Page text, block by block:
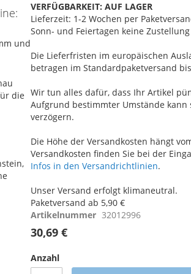
VERFÜGBARKEIT: AUF LAGER
Lieferzeit: 1-2 Wochen per
Sonn- und Feiertagen keine
Die Lieferfristen im europäischen
betragen im Standardpaketversand
Wir tun alles dafür, dass Ihr Artikel
Aufgrund bestimmter Umstände kann
verzögern.
Die Höhe der Versandkosten hängt
Versandkosten finden Sie bei der
Infos in den Versandrichtlinien.
Unser Versand erfolgt klimaneutral.
Paketversand ab 5,90 €
Artikelnummer 32012996
30,69 €
Anzahl
und
die